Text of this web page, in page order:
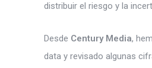
distribuir el riesgo y la
Desde Century Media,
data y revisado algunas